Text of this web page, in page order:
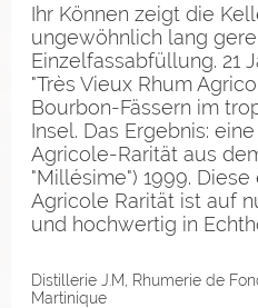
Ihr Können zeigt die
ungewöhnlich lang
Einzelfassabfüllung. 21
"Très Vieux Rhum
Bourbon-Fässern im
Insel. Das Ergebnis:
Agricole-Rarität aus
"Millésime") 1999.
Agricole Rarität ist auf
und hochwertig in
Distillerie J.M, Rhumerie de
Martinique